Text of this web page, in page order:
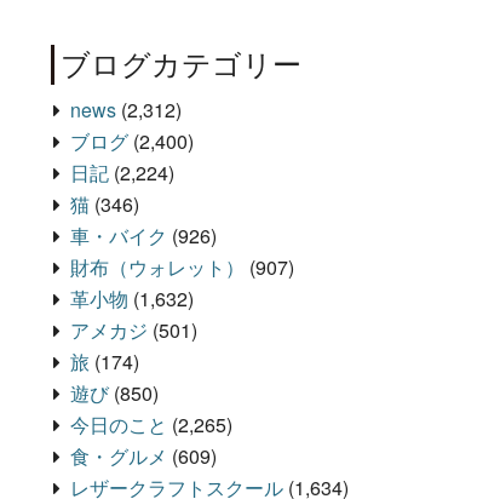
ブログカテゴリー
news (2,312)
ブログ (2,400)
日記 (2,224)
猫 (346)
車・バイク (926)
財布（ウォレット）
(907)
革小物 (1,632)
アメカジ (501)
旅 (174)
遊び(850)
今日のこと (2,265)
食・グルメ (609)
レザークラフトスクール (1,634)